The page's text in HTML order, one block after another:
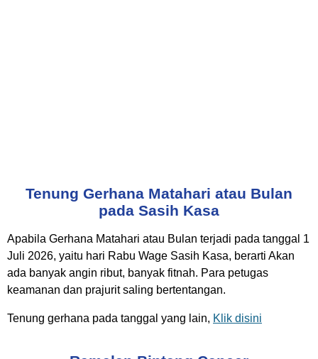
Tenung Gerhana Matahari atau Bulan
pada Sasih Kasa
Apabila Gerhana Matahari atau Bulan terjadi pada tanggal 1
Juli 2026, yaitu hari Rabu Wage Sasih Kasa, berarti Akan
ada banyak angin ribut, banyak fitnah. Para petugas
keamanan dan prajurit saling bertentangan.
Tenung gerhana pada tanggal yang lain, Klik disini